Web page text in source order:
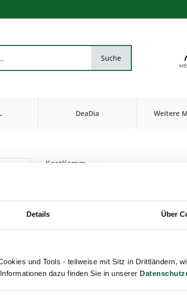
Details Über
und Tools - teilweise mit Sitz in Drittländern,
dazu finden Sie in unserer
Suche
DeaDia
Weitere
KostKamm
Holzstiftbürste,
Eignung : mittellanges bis langes, glattes od.
Artikel-Nr.:k4540 ,EAN:4033977454008 ,
gerade Holznoppen, 11-reihig, 25,5cm
Alle von Kost Kamm gefertigten Holz
natürlichen Rohstoffen. Daher kann es
Farbe, Struktur oder Maserung kommen.
Diese Abweichungen machen aus jedem